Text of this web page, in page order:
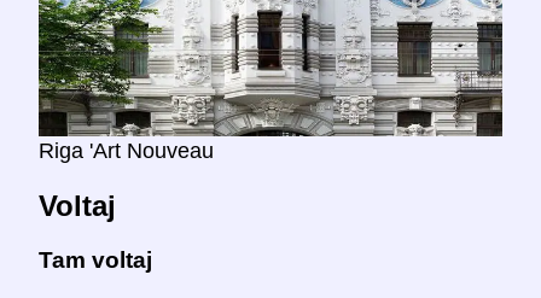
Riga 'Art Nouveau
Voltaj
Tam voltaj